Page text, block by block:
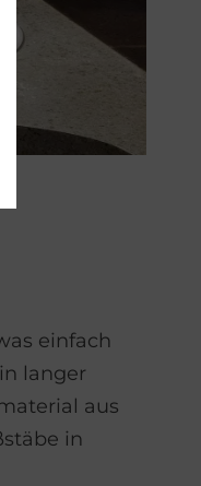
einfach
langer
aus
in